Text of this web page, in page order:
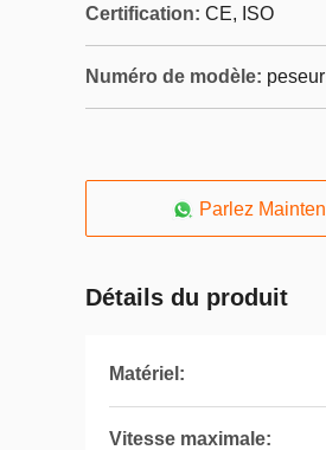
Certification: CE, ISO
Numéro de modèle:
Parlez
Détails du produit
Matériel:
Vitesse maximale: